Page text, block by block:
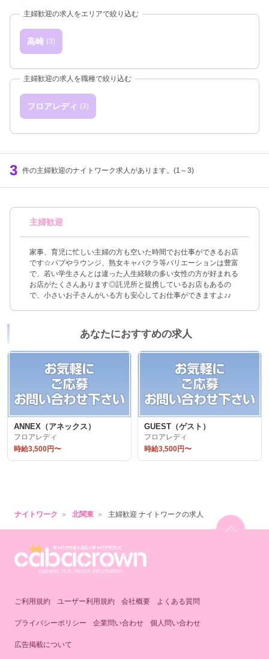
主婦歓迎の求人をエリアで絞り込む
高崎 (3)
主婦歓迎の求人を職種で絞り込む
フロアレディ (3)
3 件の主婦歓迎のナイトワーク求人があります。(1～3)
主婦歓迎
家事、育児に忙しい主婦の方も空いた時間でお仕事ができるお店
です☆パブやラウンジ、熟女キャバクラ等バリエーションは豊富
で、若い学生さんとは違った人生経験の多い女性の方が好まれる
お店がたくさんあります◎託児所と提携しているお店もあるの
で、小さいお子さんがいる方も安心してお仕事ができますよ♪♪
あなたにおすすめの求人
ANNEX（アネックス）
フロアレディ
時給3,500円〜
GUEST（ゲスト）
フロアレディ
時給3,500円〜
ナイトワーク 北関東 主婦歓迎 ナイトワークの求人
ご利用規約 ユーザー利用規約 会社概要 よくある質問
プライバシーポリシー 企業問い合わせ 個人問い合わせ
広告掲載について